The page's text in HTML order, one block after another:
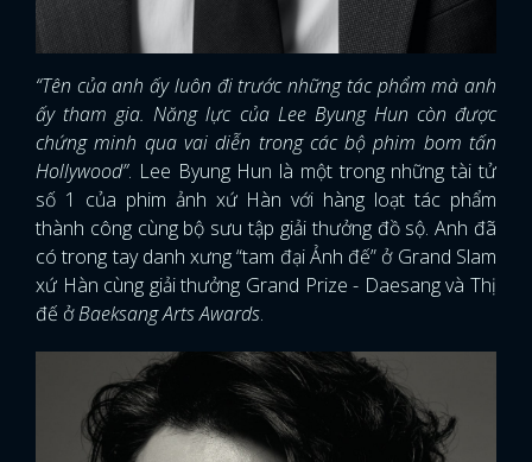
“Tên của anh ấy luôn đi trước những tác phẩm mà anh
ấy tham gia. Năng lực của Lee Byung Hun còn được
chứng minh qua vai diễn trong các bộ phim bom tấn
Hollywood”. Lee Byung Hun là một trong những tài tử
số 1 của phim ảnh xứ Hàn với hàng loạt tác phẩm
thành công cùng bộ sưu tập giải thưởng đồ sộ. Anh đã
có trong tay danh xưng “tam đại Ảnh đế” ở Grand Slam
xứ Hàn cùng giải thưởng Grand Prize - Daesang và Thị
đế ởBaeksang Arts Awards.